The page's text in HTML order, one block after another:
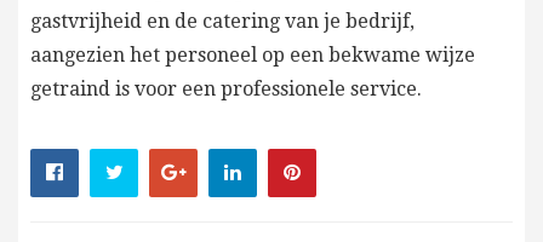
gastvrijheid en de catering van je bedrijf,
aangezien het personeel op een bekwame wijze
getraind is voor een professionele service.